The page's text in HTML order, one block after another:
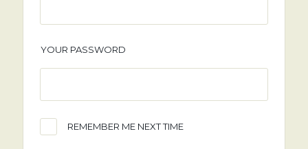
YOUR PASSWORD
REMEMBER ME NEXT TIME